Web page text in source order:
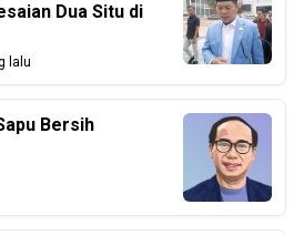
Dua Situ di
lalu
Bersih